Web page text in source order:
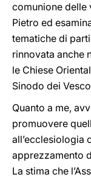
comunione delle
Pietro ed
tematiche di
rinnovata anche
le Chiese
Sinodo dei
Quanto a me,
promuovere
all’ecclesiologia
apprezzamento
La stima che